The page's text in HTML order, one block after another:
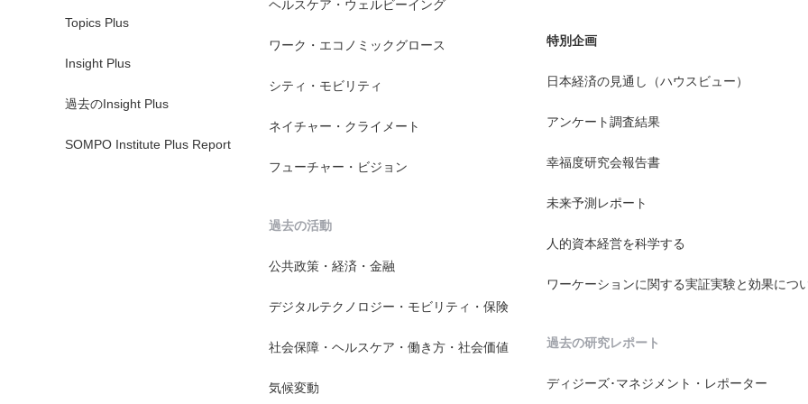
Topics Plus
Insight Plus
過去のInsight Plus
SOMPO Institute Plus Report
ヘルスケア・ウェルビーイング
ワーク・エコノミックグロース
シティ・モビリティ
ネイチャー・クライメート
フューチャー・ビジョン
過去の活動
公共政策・経済・金融
デジタルテクノロジー・モビリティ・保険
社会保障・ヘルスケア・働き方・社会価値
気候変動
特別企画
日本経済の見通し（ハウスビュー）
アンケート調査結果
幸福度研究会報告書
未来予測レポート
人的資本経営を科学する
ワーケーションに関する実証実験と効果につ
過去の研究レポート
ディジーズ･マネジメント・レポーター